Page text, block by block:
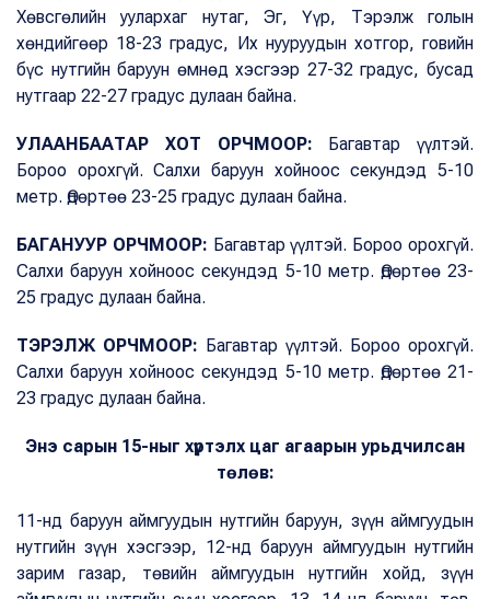
Хөвсгөлийн уулархаг нутаг, Эг, Үүр, Тэрэлж голын
хөндийгөөр 18-23 градус, Их нууруудын хотгор, говийн
бүс нутгийн баруун өмнөд хэсгээр 27-32 градус, бусад
нутгаар 22-27 градус дулаан байна.
УЛААНБААТАР ХОТ ОРЧМООР:
Багавтар үүлтэй.
Бороо орохгүй. Салхи баруун хойноос секундэд 5-10
метр. Өдөртөө 23-25 градус дулаан байна.
БАГАНУУР ОРЧМООР: Багавтар үүлтэй. Бороо орохгүй.
Салхи баруун хойноос секундэд 5-10 метр. Өдөртөө 23-
25 градус дулаан байна.
ТЭРЭЛЖ ОРЧМООР: Багавтар үүлтэй. Бороо орохгүй.
Салхи баруун хойноос секундэд 5-10 метр. Өдөртөө 21-
23 градус дулаан байна.
Энэ сарын 15-ныг хүртэлх цаг агаарын урьдчилсан
төлөв:
11-нд баруун аймгуудын нутгийн баруун, зүүн аймгуудын
нутгийн зүүн хэсгээр, 12-нд баруун аймгуудын нутгийн
зарим газар, төвийн аймгуудын нутгийн хойд, зүүн